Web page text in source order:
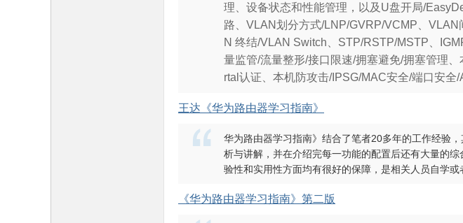
理、设备状态和性能管理，以及U盘开局/
路、VLAN划分方式/LNP/GVRP/VCMP、
N 终结/VLAN Switch、STP/RSTP/MSTP、
量监管/流量整形/接口限速/拥塞避免/拥塞管理
rtal认证、本机防攻击/IPSG/MAC安全/端口安全/
王达《华为路由器学习指南》
华为路由器学习指南》结合了笔者20多年的工作经验
析与讲解，并在介绍完每一功能的配置后还有大量的
验性和实用性方面均有很好的保障，是相关人员自学
《华为路由器学习指南》第二版